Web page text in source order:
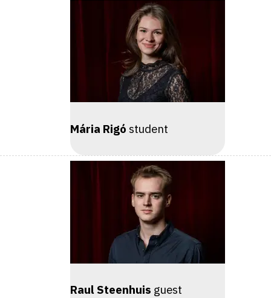
Mária Rigó student
Raul Steenhuis guest